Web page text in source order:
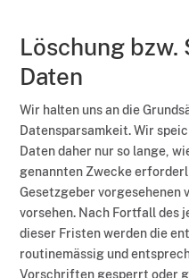
Löschung
Daten
Wir halten uns an die
Datensparsamkeit. Wir
Daten daher nur so lange,
genannten Zwecke
Gesetzgeber
vorsehen. Nach Fortfall des
dieser Fristen werden die
routinemässig und
Vorschriften gesperrt oder